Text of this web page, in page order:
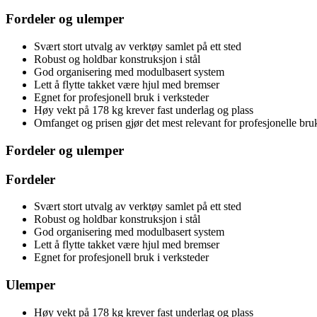
Fordeler og ulemper
Svært stort utvalg av verktøy samlet på ett sted
Robust og holdbar konstruksjon i stål
God organisering med modulbasert system
Lett å flytte takket være hjul med bremser
Egnet for profesjonell bruk i verksteder
Høy vekt på 178 kg krever fast underlag og plass
Omfanget og prisen gjør det mest relevant for profesjonelle
Fordeler og ulemper
Fordeler
Svært stort utvalg av verktøy samlet på ett sted
Robust og holdbar konstruksjon i stål
God organisering med modulbasert system
Lett å flytte takket være hjul med bremser
Egnet for profesjonell bruk i verksteder
Ulemper
Høy vekt på 178 kg krever fast underlag og plass